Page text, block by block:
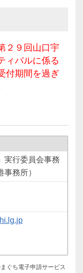
２９回山口宇
ィバルに係る
付期間を過ぎ
実行委員会事務
務所）
ぐち電子申請サービス